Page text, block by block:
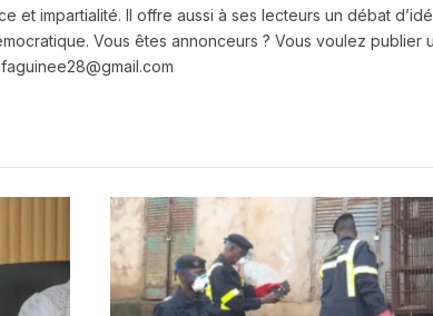
et impartialité. Il offre aussi à ses lecteurs un débat
Vous êtes annonceurs ? Vous voulez publier